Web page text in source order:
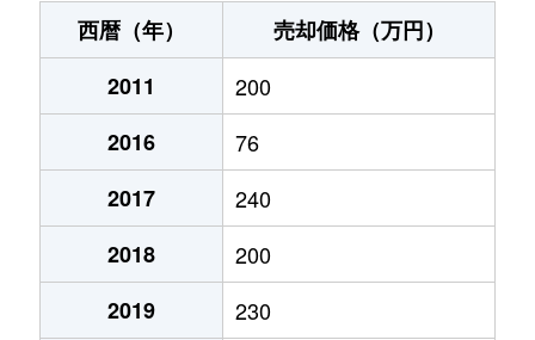
西暦（年）
売却価格（万円）
2011
200
2016
76
2017
240
2018
200
2019
230